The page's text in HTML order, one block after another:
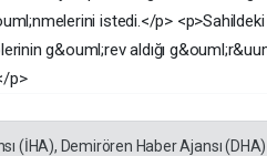
istedi.</p>
g&ouml;rev aldığı
p>
(İHA), Demirören Haber Ajansı